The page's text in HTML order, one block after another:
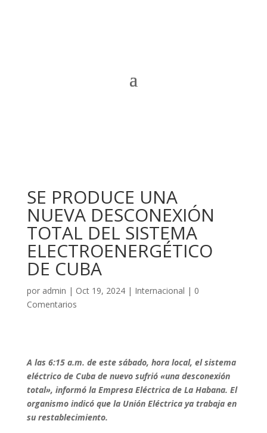
SE PRODUCE UNA
NUEVA DESCONEXIÓN
TOTAL DEL SISTEMA
ELECTROENERGÉTICO
DE CUBA
por admin | Oct 19, 2024| Internacional | 0
Comentarios
A las 6:15 a.m. de este sábado, hora local, el sistema
eléctrico de Cuba de nuevo sufrió «una desconexión
total», informó la Empresa Eléctrica de La Habana. El
organismo indicó que la Unión Eléctrica ya trabaja en
su restablecimiento.